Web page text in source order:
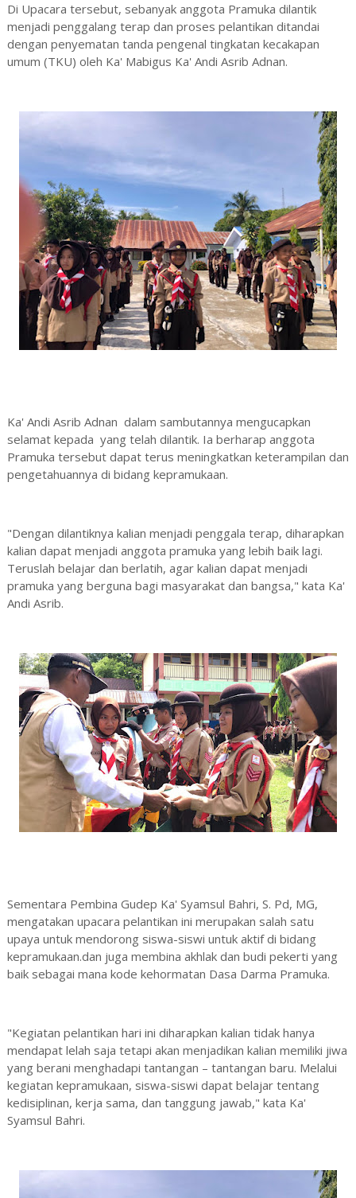
Di Upacara tersebut, sebanyak anggota Pramuka dilantik
menjadi penggalang terap dan proses pelantikan ditandai
dengan penyematan tanda pengenal tingkatan kecakapan
umum (TKU) oleh Ka' Mabigus Ka' Andi Asrib Adnan.
Ka' Andi Asrib Adnan dalam sambutannya mengucapkan
selamat kepada yang telah dilantik. Ia berharap anggota
Pramuka tersebut dapat terus meningkatkan keterampilan dan
pengetahuannya di bidang kepramukaan.
"Dengan dilantiknya kalian menjadi penggala terap, diharapkan
kalian dapat menjadi anggota pramuka yang lebih baik lagi.
Teruslah belajar dan berlatih, agar kalian dapat menjadi
pramuka yang berguna bagi masyarakat dan bangsa," kata Ka'
Andi Asrib.
Sementara Pembina Gudep Ka' Syamsul Bahri, S. Pd, MG,
mengatakan upacara pelantikan ini merupakan salah satu
upaya untuk mendorong siswa-siswi untuk aktif di bidang
kepramukaan.dan juga membina akhlak dan budi pekerti yang
baik sebagai mana kode kehormatan Dasa Darma Pramuka.
"Kegiatan pelantikan hari ini diharapkan kalian tidak hanya
mendapat lelah saja tetapi akan menjadikan kalian memiliki jiwa
yang berani menghadapi tantangan – tantangan baru. Melalui
kegiatan kepramukaan, siswa-siswi dapat belajar tentang
kedisiplinan, kerja sama, dan tanggung jawab," kata Ka'
Syamsul Bahri.